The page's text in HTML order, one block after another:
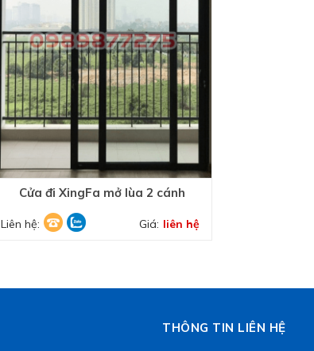
Cửa đi XingFa mở lùa 2 cánh
Liên hệ: Giá: liên hệ
THÔNG TIN LIÊN HỆ